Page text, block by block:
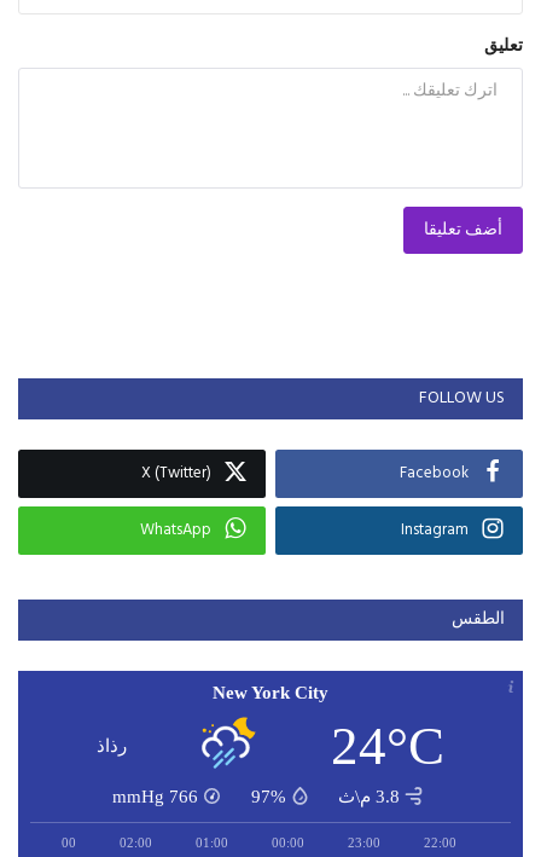
تعليق
أضف تعليقا
FOLLOW US
Facebook
X (Twitter)
Instagram
WhatsApp
الطقس
New York City
24°C رذاذ
3.8 م\ث 97%
766
mmHg
22:00
23:00
00:00
01:00
02:00
03:00